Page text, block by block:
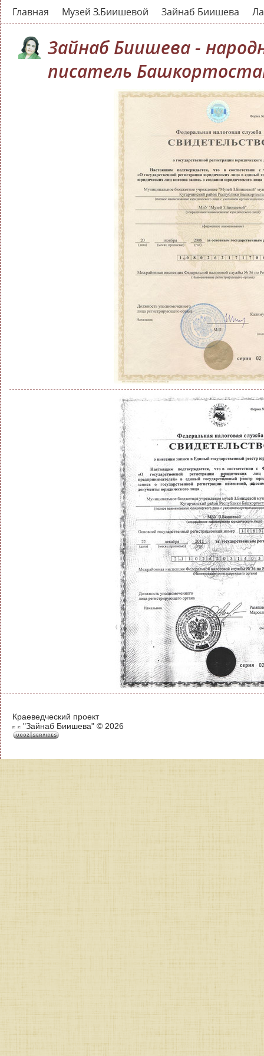
Главная Музей З.Биишевой Зайнаб Биишева
Зайнаб Биишева -
писатель
Краеведческий проект
"Зайнаб Биишева" © 2026